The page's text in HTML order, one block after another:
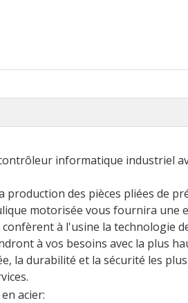
informatique industriel
des pièces pliées de
motorisée vous fournira une
à l'usine la technologie
à vos besoins avec la plus
la durabilité et la sécurité les plus
acier: